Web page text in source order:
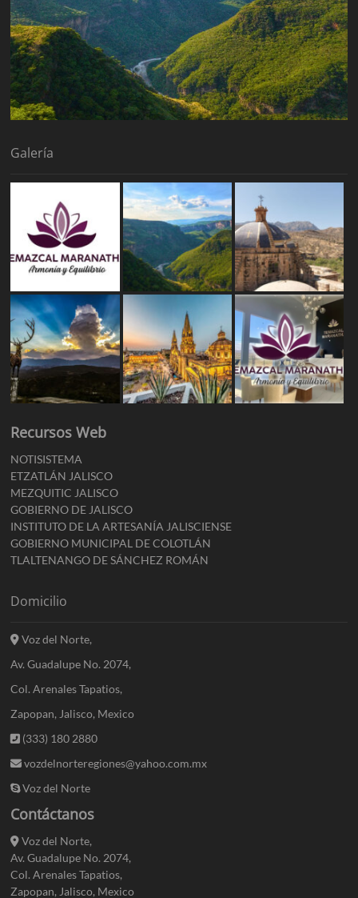
Galería
Recursos Web
NOTISISTEMA
ETZATLÁN JALISCO
MEZQUITIC JALISCO
GOBIERNO DE JALISCO
INSTITUTO DE LA ARTESANÍA JALISCIENSE
GOBIERNO MUNICIPAL DE COLOTLÁN
TLALTENANGO DE SÁNCHEZ ROMÁN
Domicilio
Voz del Norte,
Av. Guadalupe No. 2074,
Col. Arenales Tapatios,
Zapopan, Jalisco, Mexico
(333) 180 2880
vozdelnorteregiones@yahoo.com.mx
Voz del Norte
Contáctanos
Voz del Norte,
Av. Guadalupe No. 2074,
Col. Arenales Tapatios,
Zapopan, Jalisco, Mexico